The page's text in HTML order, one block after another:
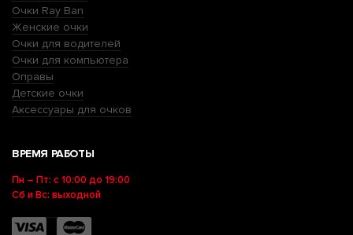
Очки Ray Ban
Женские очки
Очки для водителей
Очки для компьютера
Оправы
Детские очки
Аксессуары для очков
ВРЕМЯ РАБОТЫ
Пн – Пт: с 10:00 до 19:00
Сб и Вс: выходной